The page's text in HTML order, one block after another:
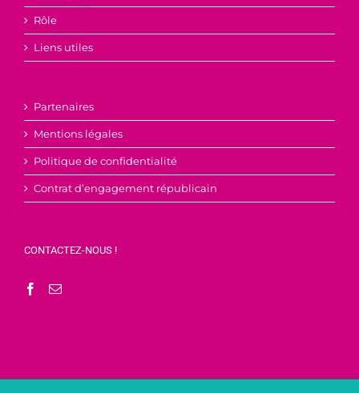
Rôle
Liens utiles
Partenaires
Mentions légales
Politique de confidentialité
Contrat d’engagement républicain
CONTACTEZ-NOUS !